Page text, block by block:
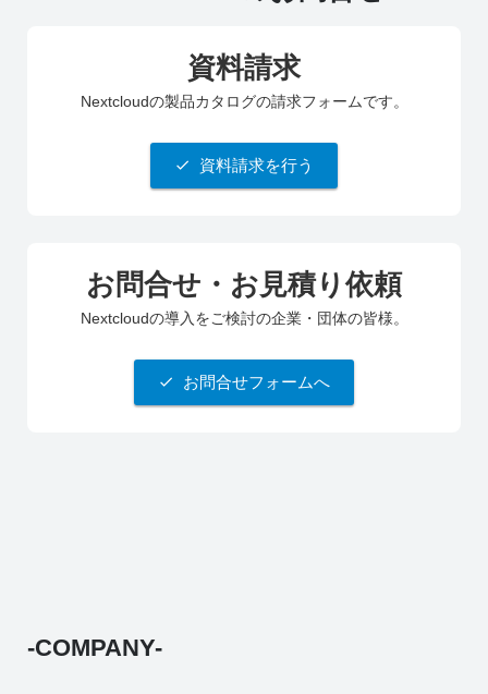
資料請求
Nextcloudの製品カタログの請求フォームです。
資料請求を行う
お問合せ・お見積り依頼
Nextcloudの導入をご検討の企業・団体の皆様。
お問合せフォームへ
-COMPANY-